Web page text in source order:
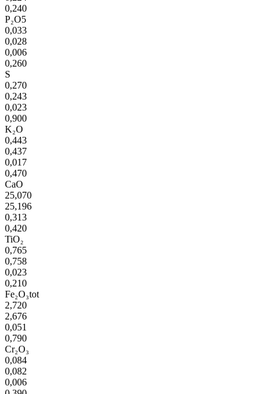
0,240
P₂O5
0,033
0,028
0,006
0,260
S
0,270
0,243
0,023
0,900
K₂O
0,443
0,437
0,017
0,470
CaO
25,070
25,196
0,313
0,420
TiO₂
0,765
0,758
0,023
0,210
Fe₂O₃tot
2,720
2,676
0,051
0,790
Cr₂O₃
0,084
0,082
0,006